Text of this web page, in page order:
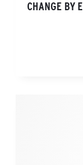
CHANGE BY